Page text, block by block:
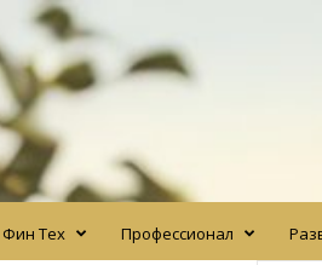
Фин Тех Профессионал